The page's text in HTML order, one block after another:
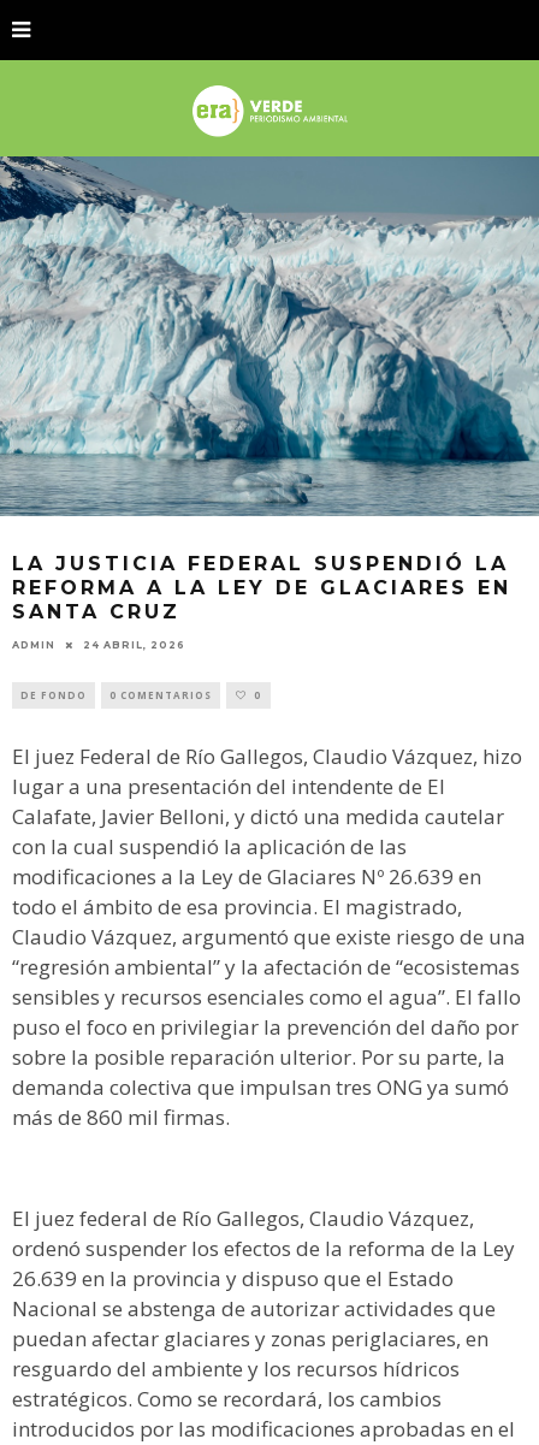
LA JUSTICIA FEDERAL SUSPENDIÓ LA
REFORMA A LA LEY DE GLACIARES EN
SANTA CRUZ
ADMIN 24 ABRIL, 2026
DE FONDO 0 COMENTARIOS 0
El juez Federal de Río Gallegos, Claudio Vázquez, hizo
lugar a una presentación del intendente de El
Calafate, Javier Belloni, y dictó una medida cautelar
con la cual suspendió la aplicación de las
modificaciones a la Ley de Glaciares Nº 26.639 en
todo el ámbito de esa provincia. El magistrado,
Claudio Vázquez, argumentó que existe riesgo de una
“regresión ambiental” y la afectación de “ecosistemas
sensibles y recursos esenciales como el agua”. El fallo
puso el foco en privilegiar la prevención del daño por
sobre la posible reparación ulterior. Por su parte, la
demanda colectiva que impulsan tres ONG ya sumó
más de 860 mil firmas.
El juez federal de Río Gallegos, Claudio Vázquez,
ordenó suspender los efectos de la reforma de la Ley
26.639 en la provincia y dispuso que el Estado
Nacional se abstenga de autorizar actividades que
puedan afectar glaciares y zonas periglaciares, en
resguardo del ambiente y los recursos hídricos
estratégicos. Como se recordará, los cambios
introducidos por las modificaciones aprobadas en el